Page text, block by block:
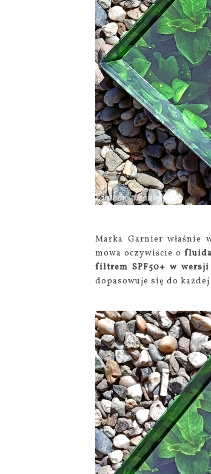
Marka Garnier właśnie
mowa oczywiście o
filtrem SPF50+ w
dopasowuje się do